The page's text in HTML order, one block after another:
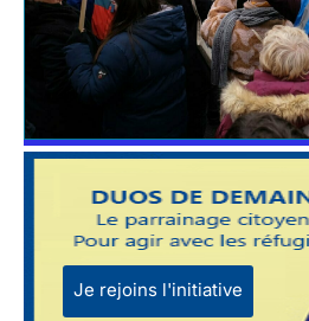
Je rejoins l'initiative